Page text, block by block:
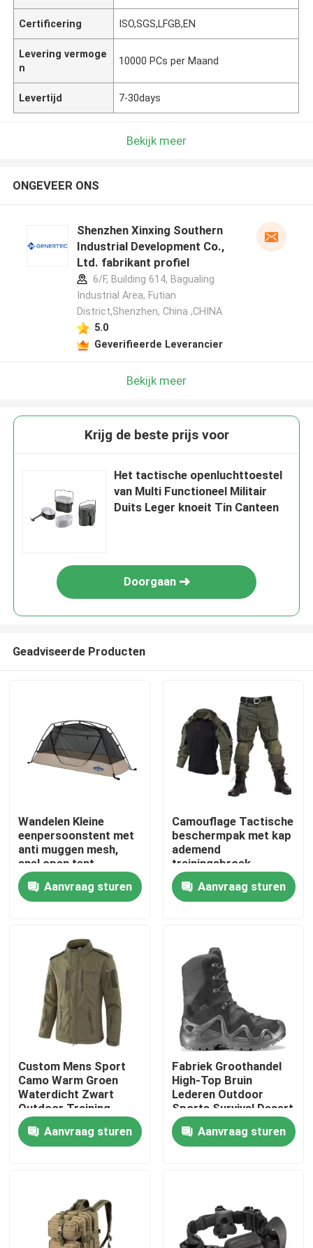
Thuis
Producten
Over ons
Fabriekstocht
Kwaliteitscontrole
Nieuws
Militaire Tactische Slijtage
Militair tactisch kogelvrij vest
Certificering ISO,SGS,LFGB,EN
Levering vermoge
n
10000 PCs per Maand
Levertijd 7-30days
Bekijk meer
ONGEVEER ONS
Shenzhen Xinxing Southern
Industrial Development Co.,
Ltd. fabrikant profiel
6/F, Building 614, Bagualing
Industrial Area, Futian
District,Shenzhen, China ,CHINA
5.0
Geverifieerde Leverancier
Bekijk meer
Krijg de beste prijs voor
Het tactische openluchttoestel
van Multi Functioneel Militair
Duits Leger knoeit Tin Canteen
Doorgaan
Geadviseerde Producten
Wandelen Kleine
eenpersoonstent met
anti muggen mesh,
snel open tent
Aanvraag sturen
Camouflage Tactische
beschermpak met kap
ademend
trainingsbroek
overhemd en broek
Aanvraag sturen
Custom Mens Sport
Camo Warm Groen
Waterdicht Zwart
Outdoor Training
Softshell Polar Fleece
Marine Winter Tactical
Jackets
Aanvraag sturen
Fabriek Groothandel
High-Top Bruin
Lederen Outdoor
Sports Survival Desert
Safety Tactische
Combat Boots
Aanvraag sturen